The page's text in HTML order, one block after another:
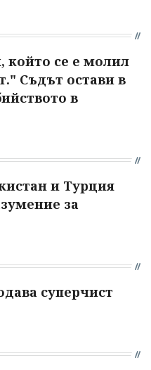
който се е молил
Съдът остави в
в
и Турция
за
суперчист